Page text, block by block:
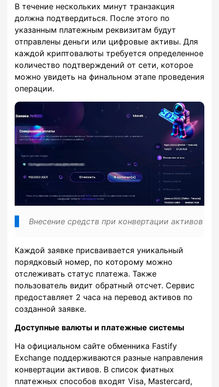
В течение нескольких минут транзакция
должна подтвердиться. После этого по
указанным платежным реквизитам будут
отправлены деньги или цифровые активы. Для
каждой криптовалюты требуется определенное
количество подтверждений от сети, которое
можно увидеть на финальном этапе проведения
операции.
Внесение средств при конвертации активов
Каждой заявке присваивается уникальный
порядковый номер, по которому можно
отслеживать статус платежа. Также
пользователь видит обратный отсчет. Сервис
предоставляет 2 часа на перевод активов по
созданной заявке.
Доступные валюты и платежные системы
На официальном сайте обменника Fastify
Exchange поддерживаются разные направления
конвертации активов. В список фиатных
платежных способов входят Visa, Mastercard,